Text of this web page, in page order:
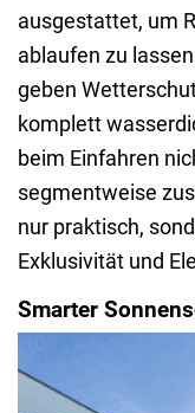
ausgestattet, um
ablaufen zu
geben
komplett
beim Einfahren
segmentweise
nur praktisch,
Exklusivität und
Smarter